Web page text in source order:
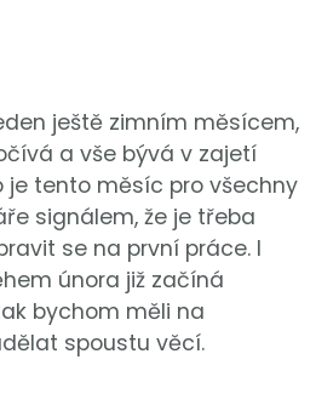
ještě zimním měsícem,
a vše bývá v zajetí
je tento měsíc pro všechny
signálem, že je třeba
se na první práce. I
února již začíná
bychom měli na
spoustu věcí.